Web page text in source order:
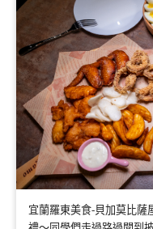
宜蘭羅東美食-貝加莫比薩